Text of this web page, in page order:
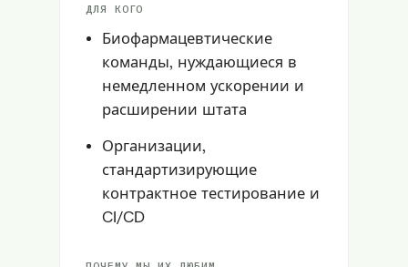
ДЛЯ КОГО
Биофармацевтические
команды, нуждающиеся в
немедленном ускорении и
расширении штата
Организации,
стандартизирующие
контрактное тестирование и
CI/CD